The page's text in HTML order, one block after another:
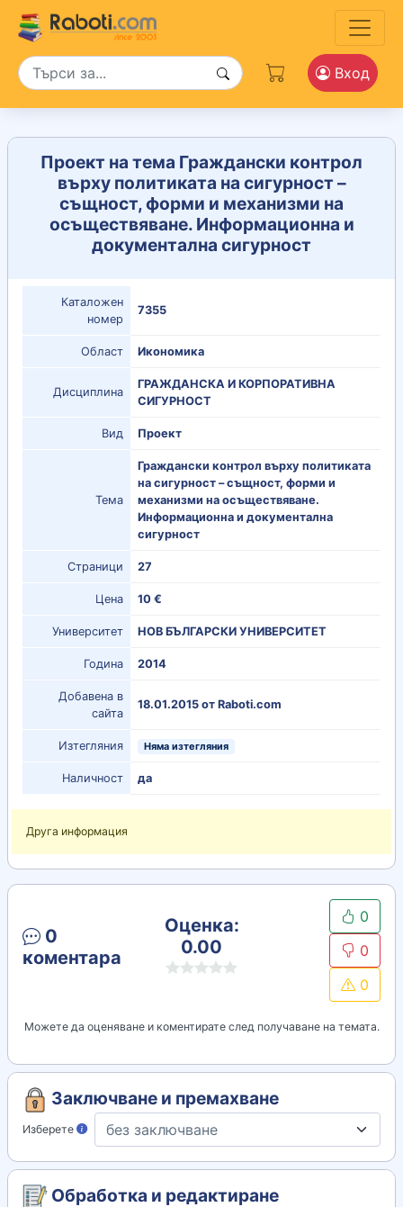
Вход
Проект на тема Граждански контрол
върху политиката на сигурност –
същност, форми и механизми на
осъществяване. Информационна и
документална сигурност
Каталожен
номер
7355
Област Икономика
Дисциплина
ГРАЖДАНСКА И КОРПОРАТИВНА
СИГУРНОСТ
Вид Проект
Тема
Граждански контрол върху политиката
на сигурност – същност, форми и
механизми на осъществяване.
Информационна и документална
сигурност
Страници 27
Цена 10 €
Университет НОВ БЪЛГАРСКИ УНИВЕРСИТЕТ
Година 2014
Добавена в
сайта
18.01.2015 от Raboti.com
Изтегляния Няма изтегляния
Наличност да
Друга информация
0
коментара
Оценка:
0.00
0
0
0
Можете да оценяване и коментирате след получаване на темата.
Заключване и премахване
Изберете
Обработка и редактиране